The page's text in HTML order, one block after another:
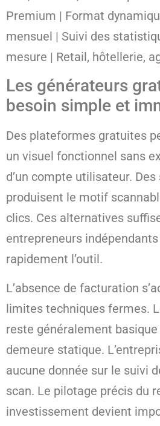
Premium | Format
mensuel | Suivi des
mesure | Retail, hôtellerie,
Les générateurs
besoin simple et
Des plateformes gratuites
un visuel fonctionnel sans
d’un compte utilisateur.
produisent le motif
clics. Ces alternatives
entrepreneurs
rapidement l’outil.
L’absence de facturation
limites techniques fermes.
reste généralement
demeure statique.
aucune donnée sur le suivi
scan. Le pilotage précis du
investissement devient